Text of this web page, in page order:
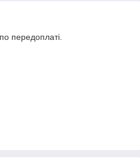
передоплаті.